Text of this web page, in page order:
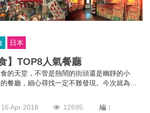
日本
】TOP8人氣餐廳
的天堂，不管是熱鬧的街頭還是幽靜的小
餐廳，細心尋找一定不難發現。今次就為大
16 Apr 2018 12695
編：